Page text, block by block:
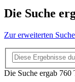
Die Suche
Zur erweiterten Suche
Die Suche ergab 760